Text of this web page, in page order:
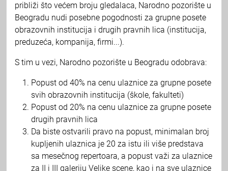
približi što većem broju gledalaca, Narodno pozorište u
Beogradu nudi posebne pogodnosti za grupne posete
obrazovnih institucija i drugih pravnih lica (institucija,
preduzeća, kompanija, firmi...).
S tim u vezi, Narodno pozorište u Beogradu odobrava:
Popust od 40% na cenu ulaznice za grupne posete
svih obrazovnih institucija (škole, fakulteti)
Popust od 20% na cenu ulaznice za grupne posete
drugih pravnih lica
Da biste ostvarili pravo na popust, minimalan broj
kupljenih ulaznica je 20 za istu ili više predstava
sa mesečnog repertoara, a popust važi za ulaznice
za II i III galeriju Velike scene, kao i na sve ulaznice